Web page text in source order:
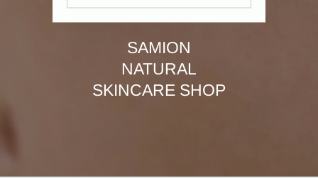
SAMION
NATURAL
SKINCARE SHOP